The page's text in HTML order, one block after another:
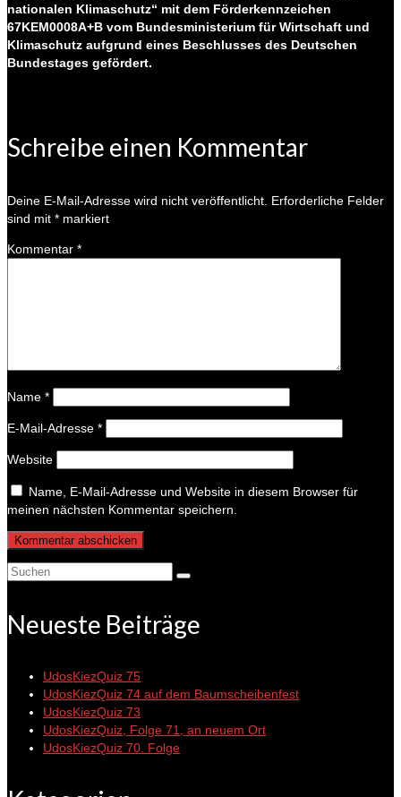
nationalen Klimaschutz“ mit dem Förderkennzeichen
67KEM0008A+B vom Bundesministerium für Wirtschaft und
Klimaschutz aufgrund eines Beschlusses des Deutschen
Bundestages gefördert.
Schreibe einen Kommentar
Deine E-Mail-Adresse wird nicht veröffentlicht. Erforderliche Felder
sind mit * markiert
Kommentar *
Name *
E-Mail-Adresse *
Website
Name, E-Mail-Adresse und Website in diesem Browser für
meinen nächsten Kommentar speichern.
Suche
Neueste Beiträge
UdosKiezQuiz 75
UdosKiezQuiz 74 auf dem Baumscheibenfest
UdosKiezQuiz 73
UdosKiezQuiz, Folge 71, an neuem Ort
UdosKiezQuiz 70. Folge